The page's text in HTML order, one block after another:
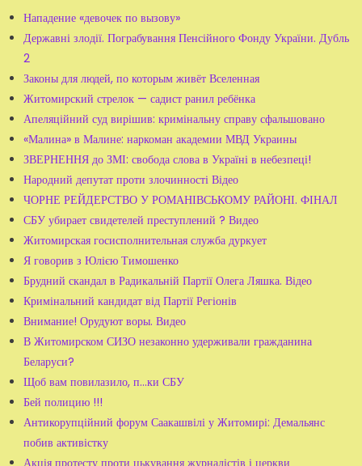
Нападение «девочек по вызову»
Державні злодії. Пограбування Пенсійного Фонду України. Дубль
2
Законы для людей, по которым живёт Вселенная
Житомирский стрелок — садист ранил ребёнка
Апеляційний суд вирішив: кримінальну справу сфальшовано
«Малина» в Малине: наркоман академии МВД Украины
ЗВЕРНЕННЯ до ЗМІ: свобода слова в Україні в небезпеці!
Народний депутат проти злочинності Відео
ЧОРНЕ РЕЙДЕРСТВО У РОМАНІВСЬКОМУ РАЙОНІ. ФІНАЛ
СБУ убирает свидетелей преступлений ? Видео
Житомирская госисполнительная служба дуркует
Я говорив з Юлією Тимошенко
Брудний скандал в Радикальній Партії Олега Ляшка. Відео
Кримінальний кандидат від Партії Регіонів
Внимание! Орудуют воры. Видео
В Житомирском СИЗО незаконно удерживали гражданина
Беларуси?
Щоб вам повилазило, п...ки СБУ
Бей полицию !!!
Антикорупційний форум Саакашвілі у Житомирі: Демальянс
побив активістку